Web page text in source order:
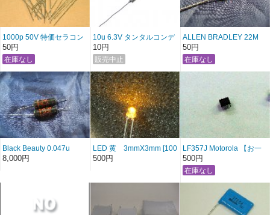
1000p 50V 特価セラコン
１０個５０円
50円
10u 6.3V タンタルコンデ
ンサー 条件販売品
10円
ALLEN BRADLEY 22M
1W 特価品
50円
Black Beauty 0.047u
600V SPRAGUE
8,000円
LED 黄 3mmX3mm [100
個]
500円
LF357J Motorola 【お一
人様１個まで、100ポイン
ト以上所有者限定】
500円